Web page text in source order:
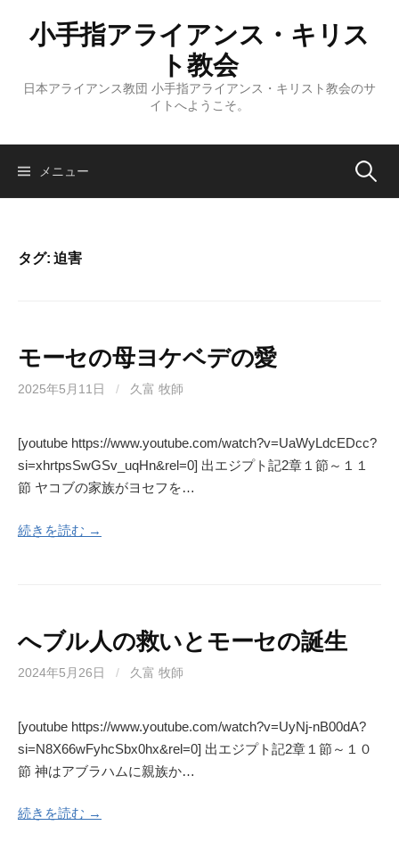
ス
小手指アライアンス・キリス
ト教会
日本アライアンス教団 小手指アライアンス・キリスト教会のサ
イトへようこそ。
メニュー 検
タグ:迫害
モーセの母ヨケベデの愛
2025年5月11日 / 久富 牧師
[youtube https://www.youtube.com/watch?v=UaWyLdcEDcc?
si=xhrtpsSwGSv_uqHn&rel=0] 出エジプト記2章１節～１１
節 ヤコブの家族がヨセフを…
続きを読む →
へブル人の救いとモーセの誕生
2024年5月26日 / 久富 牧師
[youtube https://www.youtube.com/watch?v=UyNj-nB00dA?
si=N8X66wFyhcSbx0hx&rel=0] 出エジプト記2章１節～１０
節 神はアブラハムに親族か…
続きを読む →